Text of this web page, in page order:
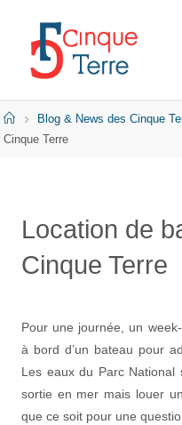
content
Q
HomeBlog & News des Cinque
Cinque Terre
Location de
Cinque Terre
Pour une journée, un
à bord d’un bateau pour
Les eaux du Parc
sortie en mer mais louer
que ce soit pour une